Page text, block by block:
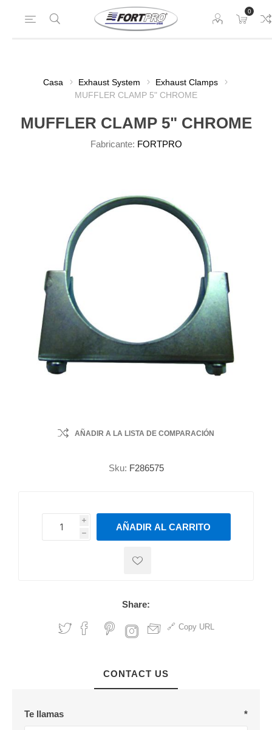
0
Casa Exhaust System
Exhaust Clamps
MUFFLER CLAMP 5" CHROME
MUFFLER CLAMP 5" CHROME
Fabricante: FORTPRO
AÑADIR A LA LISTA DE COMPARACIÓN
Sku: F286575
i
h
h
AÑADIR AL CARRITO
Share:
Copy URL
CONTACT US
Te llamas *